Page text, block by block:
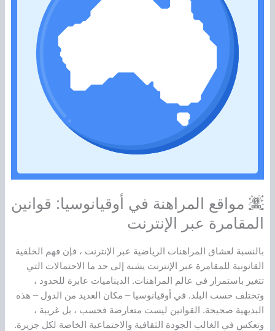
مواقع المراهنة في أوقيانوسيا: قوانين
المقامرة عبر الإنترنت
بالنسبة لعشاق المراهنات الرياضية عبر الإنترنت ، فإن فهم الخلفية
القانونية للمقامرة عبر الإنترنت يشبه إلى حد ما الاحتمالات التي
تتغير باستمرار في عالم المراهنات. الديناميات عابرة للحدود ،
وتختلف حسب البلد. في أوقيانوسيا – مكان العديد من الدول – هذه
البديهية صحيحة. القوانين ليست متعارضة فحسب ، بل غريبة ،
وتعكس في الغالب الجودة الثقافية والاجتماعية الخاصة لكل جزيرة.